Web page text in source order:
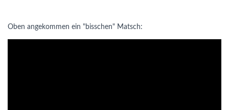
Oben angekommen ein "bisschen" Matsch: